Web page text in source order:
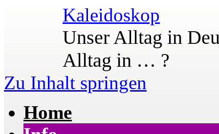
Kaleidoskop
Unser Alltag in
Alltag in … ?
Zu Inhalt springen
Home